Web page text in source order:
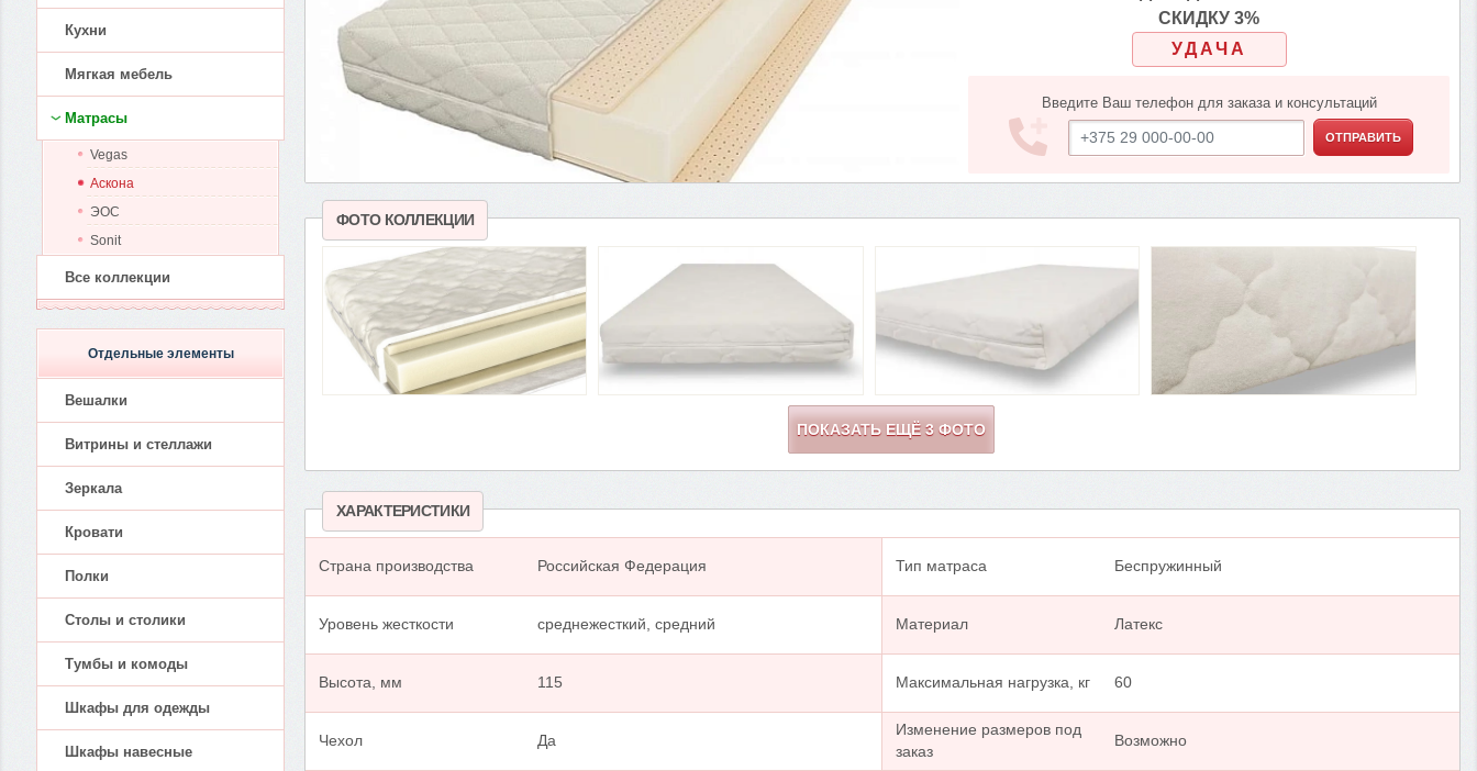
СКИДКУ 3%
УДАЧА
Введите Ваш телефон для заказа и консультаций
ОТПРАВИТЬ
ФОТО КОЛЛЕКЦИИ
ПОКАЗАТЬ ЕЩЁ 3ФОТО
ХАРАКТЕРИСТИКИ
Страна производства Российская Федерация
Уровень жесткости среднежесткий, средний
Высота, мм 115
Чехол Да
Тип матраса Беспружинный
Материал Латекс
Максимальная нагрузка, кг 60
Изменение размеров под
заказ
Возможно
Кухни
Мягкая мебель
Матрасы
Vegas
Аскона
ЭОС
Sonit
Все коллекции
Отдельные элементы
Вешалки
Витрины и стеллажи
Зеркала
Кровати
Полки
Столы и столики
Тумбы и комоды
Шкафы для одежды
Шкафы навесные